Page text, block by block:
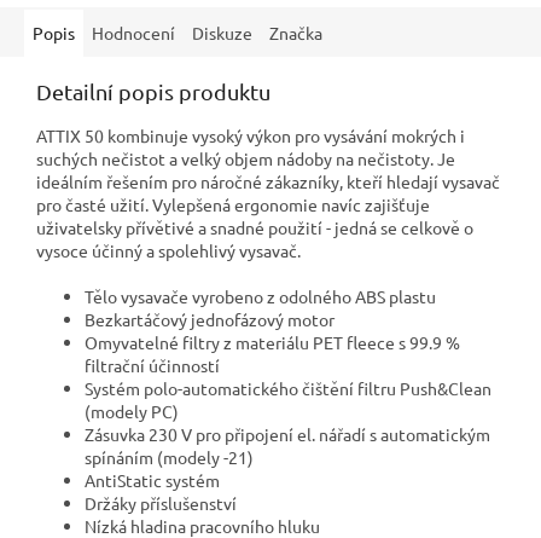
Popis Hodnocení Diskuze Značka
Detailní popis produktu
ATTIX 50 kombinuje vysoký výkon pro vysávání mokrých i
suchých nečistot a velký objem nádoby na nečistoty. Je
ideálním řešením pro náročné zákazníky, kteří hledají vysavač
pro časté užití. Vylepšená ergonomie navíc zajišťuje
uživatelsky přívětivé a snadné použití - jedná se celkově o
vysoce účinný a spolehlivý vysavač.
Tělo vysavače vyrobeno z odolného ABS plastu
Bezkartáčový jednofázový motor
Omyvatelné filtry z materiálu PET fleece s 99.9 %
filtrační účinností
Systém polo-automatického čištění filtru Push&Clean
(modely PC)
Zásuvka 230 V pro připojení el. nářadí s automatickým
spínáním (modely -21)
AntiStatic systém
Držáky příslušenství
Nízká hladina pracovního hluku